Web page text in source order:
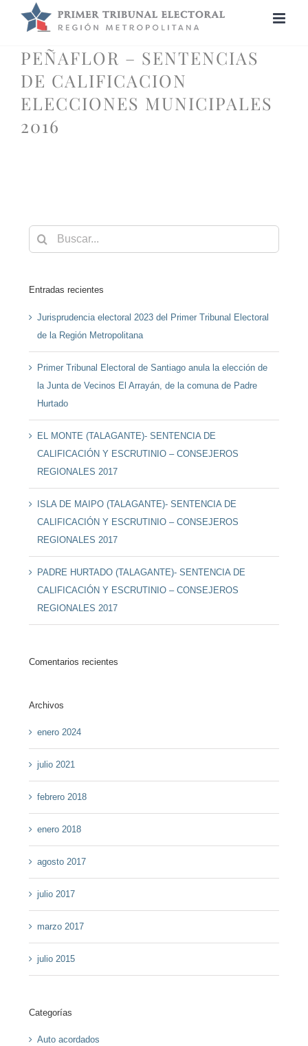
PEÑAFLOR – SENTENCIAS
DE CALIFICACION
ELECCIONES MUNICIPALES
2016
Buscar:
Entradas recientes
Jurisprudencia electoral 2023 del Primer Tribunal Electoral
de la Región Metropolitana
Primer Tribunal Electoral de Santiago anula la elección de
la Junta de Vecinos El Arrayán, de la comuna de Padre
Hurtado
EL MONTE (TALAGANTE)- SENTENCIA DE
CALIFICACIÓN Y ESCRUTINIO – CONSEJEROS
REGIONALES 2017
ISLA DE MAIPO (TALAGANTE)- SENTENCIA DE
CALIFICACIÓN Y ESCRUTINIO – CONSEJEROS
REGIONALES 2017
PADRE HURTADO (TALAGANTE)- SENTENCIA DE
CALIFICACIÓN Y ESCRUTINIO – CONSEJEROS
REGIONALES 2017
Comentarios recientes
Archivos
enero 2024
julio 2021
febrero 2018
enero 2018
agosto 2017
julio 2017
marzo 2017
julio 2015
Categorías
Auto acordados